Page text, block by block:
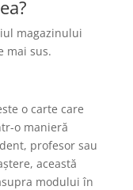
magazinului
mai sus.
o carte care
o manieră
profesor sau
această
modului în